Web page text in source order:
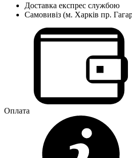
Доставка експрес службою
Самовивіз (м. Харків пр.
Оплата